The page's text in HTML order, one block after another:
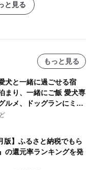
と見る
もっと見る
犬と一緒に過ごせる宿
まり、一緒にご飯 愛犬専
ルメ、ドッグランにミニ
ピングとトレーラーハウ
版】ふるさと納税でもら
の還元率ランキングを発